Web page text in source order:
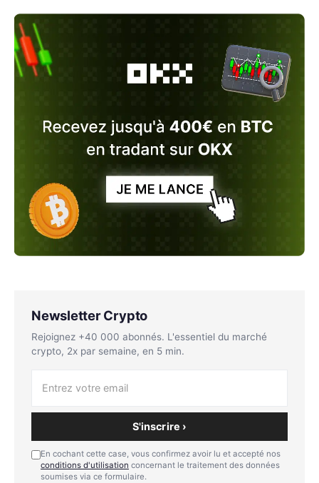
Newsletter Crypto
Rejoignez +40 000 abonnés. L'essentiel du marché
crypto, 2x par semaine, en 5 min.
S'inscrire ›
En cochant cette case, vous confirmez avoir lu et accepté nos
conditions d'utilisation concernant le traitement des données
soumises via ce formulaire.